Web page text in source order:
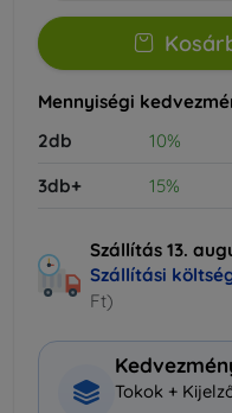
Mennyiségi
2db
10%
3db+
15%
Szállítás 13.
Szállítási
Ft)
Tokok +